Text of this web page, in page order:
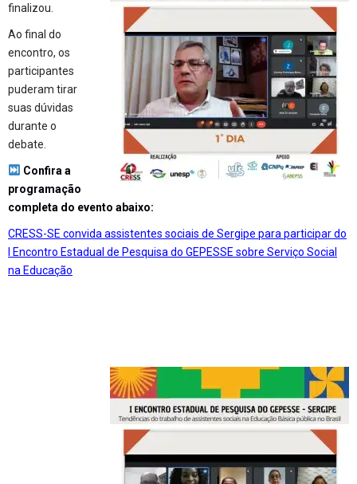
finalizou.
Ao final do
encontro, os
participantes
puderam tirar
suas dúvidas
durante o
debate.
Confira a
programação
completa do evento abaixo:
CRESS-SE convida assistentes sociais de Sergipe para participar do
I Encontro Estadual de Pesquisa do GEPESSE sobre Serviço Social
na Educação